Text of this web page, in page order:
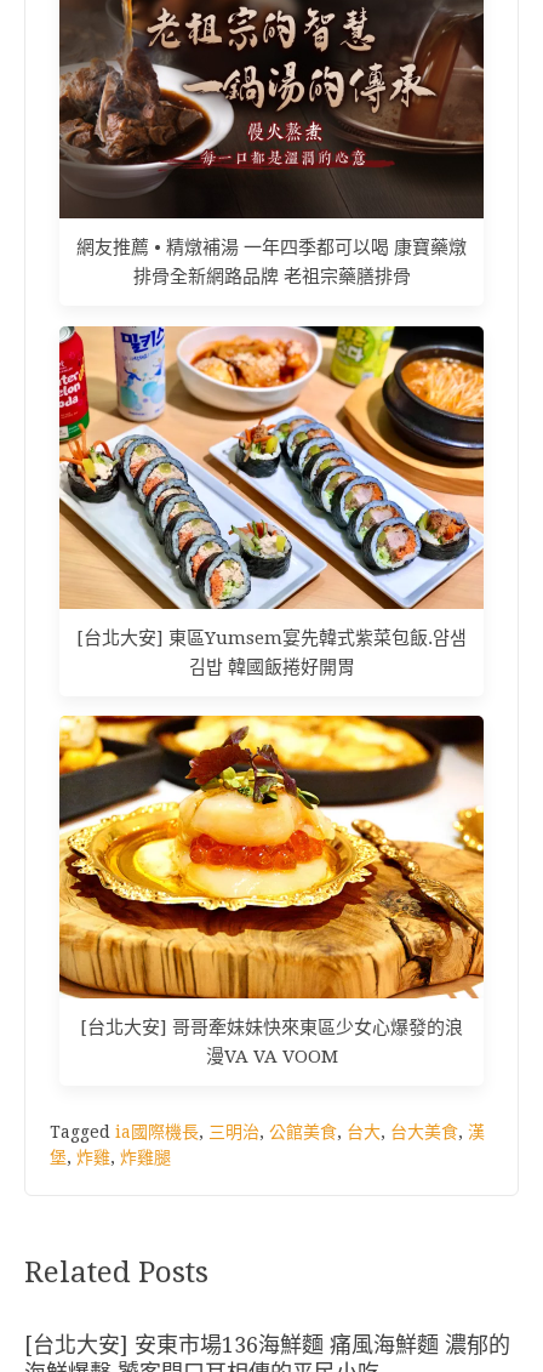
網友推薦 • 精燉補湯 一年四季都可以喝 康寶藥燉
排骨全新網路品牌 老祖宗藥膳排骨
[台北大安] 東區Yumsem宴先韓式紫菜包飯.얌샘
김밥 韓國飯捲好開胃
[台北大安] 哥哥牽妹妹快來東區少女心爆發的浪
漫VA VA VOOM
Tagged ia國際機長, 三明治, 公館美食, 台大, 台大美食, 漢
堡, 炸雞, 炸雞腿
Related Posts
[台北大安] 安東市場136海鮮麵 痛風海鮮麵 濃郁的